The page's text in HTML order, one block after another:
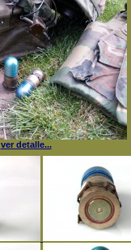
ver detalle...